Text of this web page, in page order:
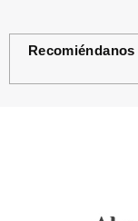
Recomiéndanos